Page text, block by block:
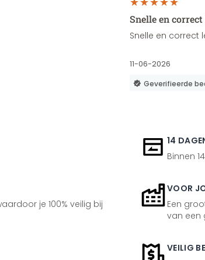
Snelle en
Snelle en correct
11-06-2026
Geverifieerde
14
Binnen
je 100% veilig bij
VOOR
Een
van een
VEILIG